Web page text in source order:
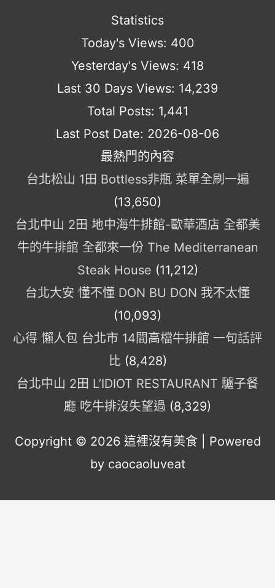
Statistics
Today's Views: 400
Yesterday's Views: 418
Last 30 Days Views: 14,239
Total Posts: 1,441
Last Post Date: 2026-08-06
最熱門的內容
台北松山 1田 Bottless非瓶 菜單全刷一遍
(13,650)
台北中山 2田 地中海牛排館-歐華酒店 全都美
牛的牛排館 全都來一份 The Mediterranean
Steak House (11,212)
台北大安 懂不懂 DON BU DON 我不太懂
(10,093)
心得 懶人包 台北市 14間高檔牛排館 一句話評
比 (8,428)
台北中山 2田 L’IDIOT RESTAURANT 驢子餐
廳 吃牛排沒失望過 (8,329)
Copyright © 2026 這裡沒有美食 | Powered
by caocaoluveat